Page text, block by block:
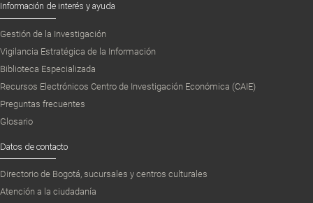
Información de interés y ayuda
Gestión de la Investigación
Vigilancia Estratégica de la Información
Biblioteca Especializada
Recursos Electrónicos Centro de Investigación Económica (CAIE)
Preguntas frecuentes
Glosario
Datos de contacto
Directorio de Bogotá, sucursales y centros culturales
Atención a la ciudadanía